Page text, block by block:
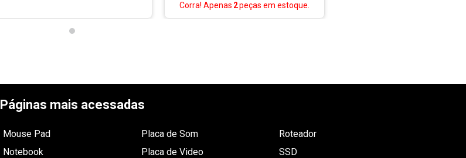
Corra! Apenas 2peças em estoque.
Páginas mais acessadas
Mouse Pad
Notebook
Placa de Som
Placa de Video
Roteador
SSD